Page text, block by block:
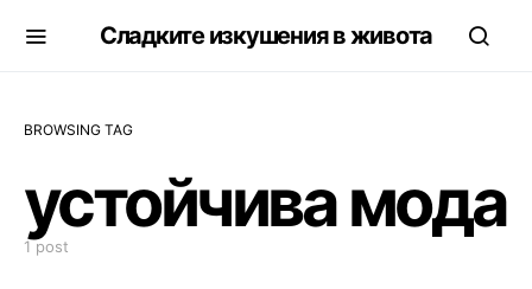
Сладките изкушения в живота
BROWSING TAG
устойчива мода
1 post